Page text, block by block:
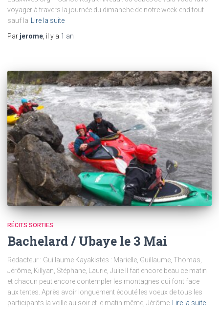
voyager à travers la journée du dimanche de notre week-end tout
sauf la
Lire la suite
Par jerome , il y a 1 an
RÉCITS SORTIES
Bachelard / Ubaye le 3 Mai
Redacteur : Guillaume Kayakistes : Marielle, Guillaume, Thomas,
Jérôme, Killyan, Stéphane, Laurie, Julie Il fait encore beau ce matin
et chacun peut encore contempler les montagnes qui font face
aux tentes. Après avoir longuement écouté les voeux de tous les
participants la veille au soir et le matin même, Jérôme Lire la suite